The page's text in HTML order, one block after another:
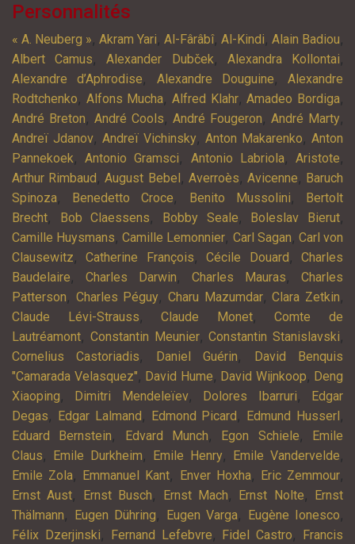
Personnalités
« A. Neuberg », Akram Yari, Al-Fârâbî, Al-Kindi, Alain Badiou,
Albert Camus,Alexander Dubček, Alexandra Kollontai,
Alexandre d’Aphrodise, Alexandre Douguine, Alexandre
Rodtchenko, Alfons Mucha,Alfred Klahr,Amadeo Bordiga,
André Breton, André Cools, André Fougeron, André Marty,
Andreï Jdanov, Andreï Vichinsky, Anton Makarenko, Anton
Pannekoek,Antonio Gramsci, Antonio Labriola,Aristote,
Arthur Rimbaud ,August Bebel , Averroès, Avicenne, Baruch
Spinoza, Benedetto Croce, Benito Mussolini,
Bertolt
Brecht, Bob Claessens, Bobby Seale, Boleslav Bierut,
Camille Huysmans,Camille Lemonnier, Carl Sagan, Carl von
Clausewitz,Catherine François,Cécile Douard ,Charles
Baudelaire, Charles Darwin, Charles Mauras, Charles
Patterson, Charles Péguy,Charu Mazumdar,Clara Zetkin,
Claude Lévi-Strauss,Claude Monet,Comte de
Lautréamont, Constantin Meunier,Constantin Stanislavski,
Cornelius Castoriadis, Daniel Guérin,
David Benquis
"Camarada Velasquez", David Hume, David Wijnkoop, Deng
Xiaoping, Dimitri Mendeleïev, Dolores Ibarruri,
Edgar
Degas, Edgar Lalmand , Edmond Picard , Edmund Husserl ,
Eduard Bernstein, Edvard Munch, Egon Schiele,
Emile
Claus, Emile Durkheim, Emile Henry, Emile Vandervelde,
Emile Zola, Emmanuel Kant, Enver Hoxha, Eric Zemmour,
Ernst Aust, Ernst Busch, Ernst Mach, Ernst Nolte,
Ernst
Thälmann, Eugen Dühring, Eugen Varga, Eugène Ionesco,
Félix Dzerjinski, Fernand Lefebvre, Fidel Castro,
Francis